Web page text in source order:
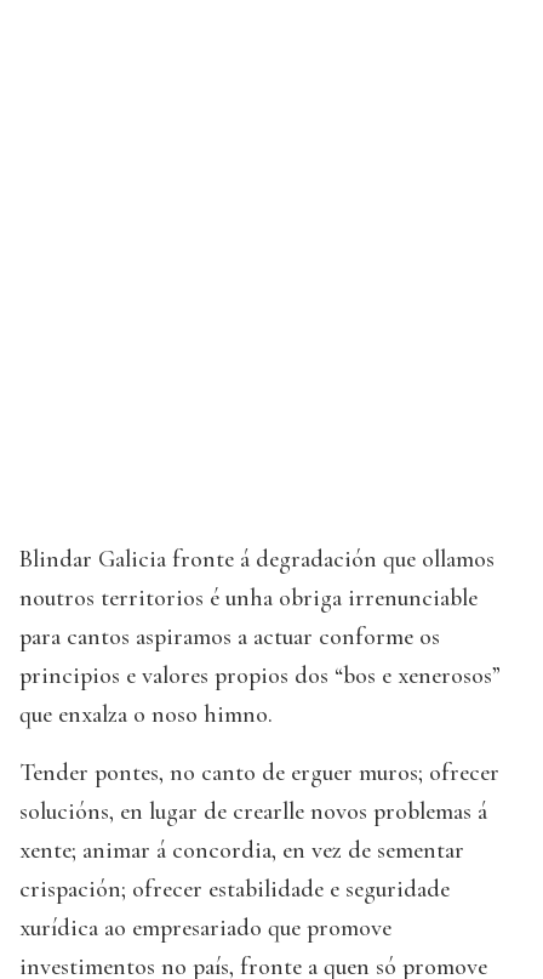
Blindar Galicia fronte á degradación que ollamos
noutros territorios é unha obriga irrenunciable
para cantos aspiramos a actuar conforme os
principios e valores propios dos “bos e xenerosos”
que enxalza o noso himno.
Tender pontes, no canto de erguer muros; ofrecer
solucións, en lugar de crearlle novos problemas á
xente; animar á concordia, en vez de sementar
crispación; ofrecer estabilidade e seguridade
xurídica ao empresariado que promove
investimentos no país, fronte a quen só promove